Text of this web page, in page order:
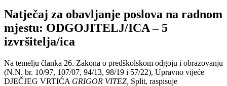
Natječaj za obavljanje poslova na radnom
mjestu: ODGOJITELJ/ICA – 5
izvršitelja/ica
Na temelju članka 26. Zakona o predškolskom odgoju i obrazovanju
(N.N. br. 10/97, 107/07, 94/13, 98/19 i 57/22), Upravno vijeće
DJEČJEG VRTIĆA GRIGOR VITEZ, Split, raspisuje